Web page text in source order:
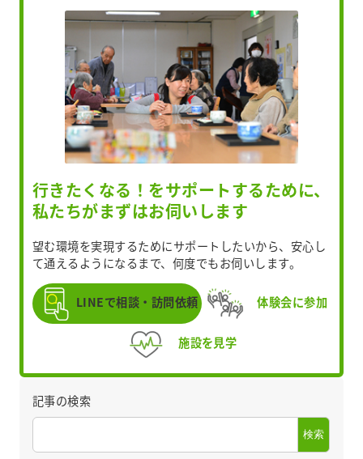
行きたくなる！をサポートするために、
私たちがまずはお伺いします
望む環境を実現するためにサポートしたいから、安心し
て通えるようになるまで、何度でもお伺いします。
LINEで相談・訪問依頼 体験会に参加
施設を見学
記事の検索
検索